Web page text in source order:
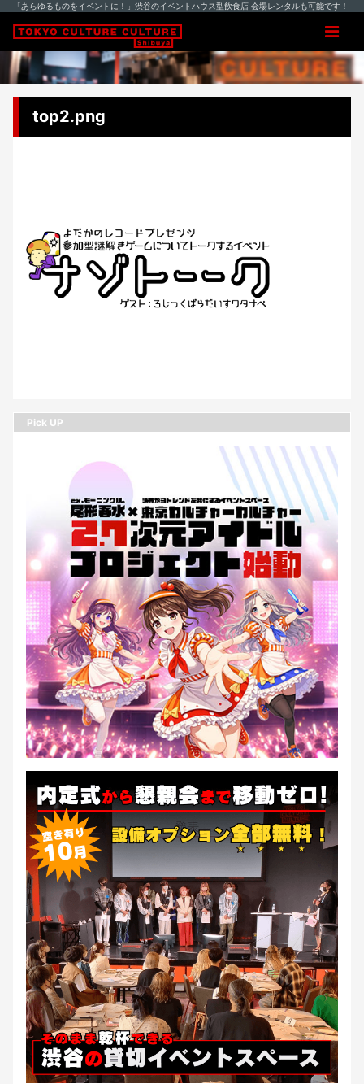
「あらゆるものをイベントに！」渋谷のイベントハウス型飲食店 会場レンタルも可能です！
top2.png
Pick UP